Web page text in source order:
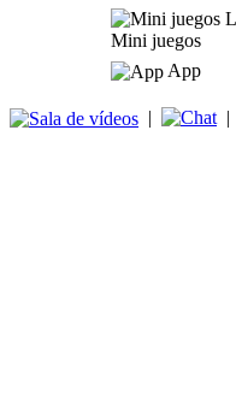
Mini juegos
App
| |